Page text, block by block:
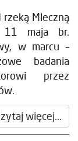
rzeką Mleczną
11 maja br.
w marcu –
badania
przez
więcej...